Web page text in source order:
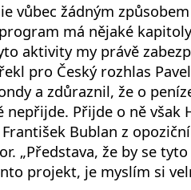
vůbec žádným
má nějaké
aktivity my právě
pro Český rozhlas
a zdůraznil, že o
Přijde o ně však
Bublan z
„Představa, že by se
projekt, je myslím si